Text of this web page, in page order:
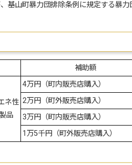
基山町暴力団排除条例に規定する暴力
補助額
ネ性
品
4万円（町内販売店購入）
2万円（町外販売店購入）
3万円（町内販売店購入）
1万5千円（町外販売店購入）